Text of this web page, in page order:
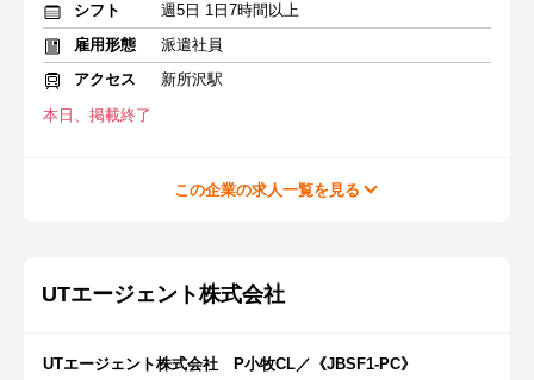
シフト
週5日 1日7時間以上
雇用形態
派遣社員
アクセス
新所沢駅
本日、掲載終了
この企業の求人一覧を見る
UTエージェント株式会社
UTエージェント株式会社 P小牧CL／《JBSF1-PC》